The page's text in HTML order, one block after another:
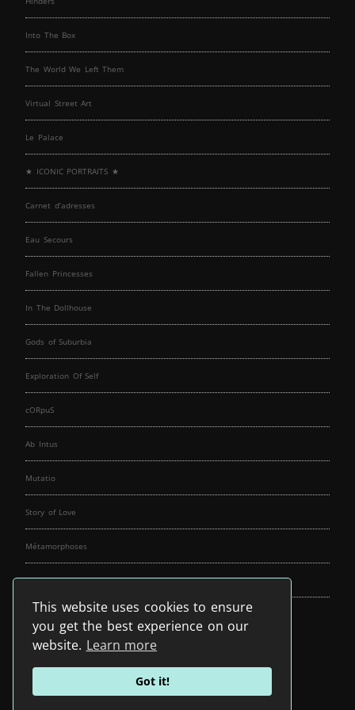
This website uses cookies to ensure
you get the best experience on our
website. Learn more
Got it!
Into The Box
The World We Left Them
Virtual Street Art
Le Palace
★ ICONIC PORTRAITS ★
Carnet d’adresses
Eau Secours
Fallen Princesses
In The Dollhouse
Gods of Suburbia
Exploration Of Self
cORpuS
Ab Intus
Mutatio
Story of Love
Métamorphoses
Fallen Angels
Music Spirit